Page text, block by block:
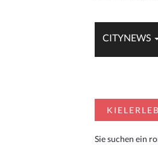
CITYNEWS
Sie suchen ein